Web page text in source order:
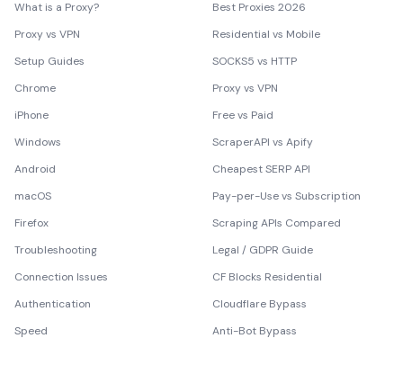
What is a Proxy?
Proxy vs VPN
Setup Guides
Chrome
iPhone
Windows
Android
macOS
Firefox
Troubleshooting
Connection Issues
Authentication
Speed
Best Proxies 2026
Residential vs Mobile
SOCKS5 vs HTTP
Proxy vs VPN
Free vs Paid
ScraperAPI vs Apify
Cheapest SERP API
Pay-per-Use vs Subscription
Scraping APIs Compared
Legal / GDPR Guide
CF Blocks Residential
Cloudflare Bypass
Anti-Bot Bypass